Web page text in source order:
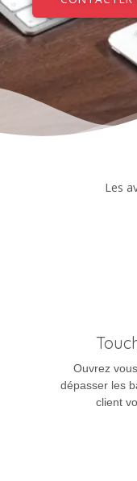
Les
Ouvrez
dépasser les
client